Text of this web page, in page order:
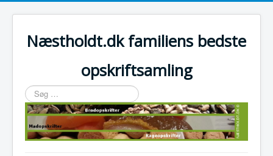
Næstholdt.dk familiens bedste
opskriftsamling
Søg
…